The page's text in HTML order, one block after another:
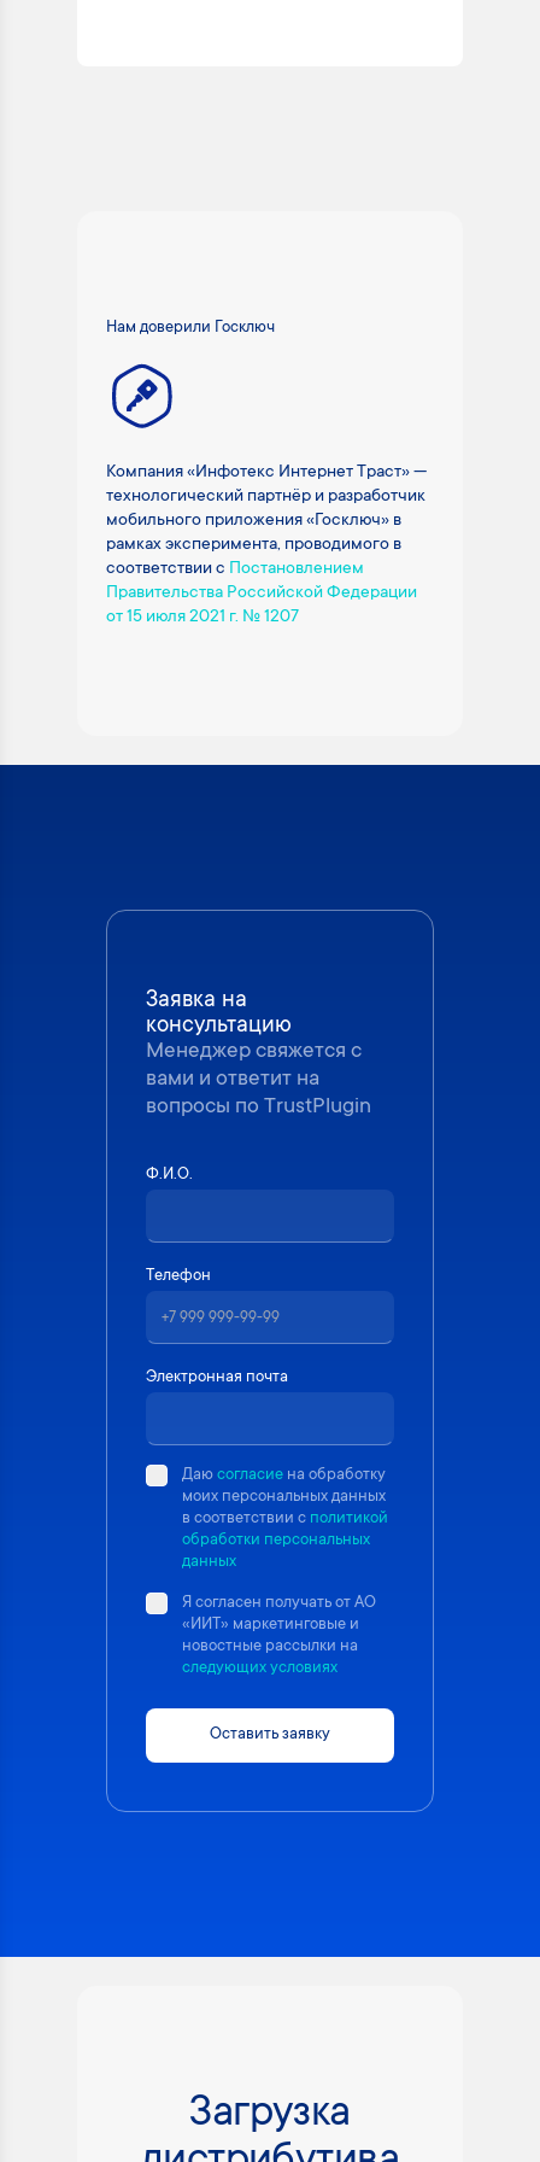
Нам доверили Госключ
Компания «Инфотекс Интернет Траст» —
технологический партнёр и разработчик
мобильного приложения «Госключ» в
рамках эксперимента, проводимого в
соответствии с Постановлением
Правительства Российской Федерации
от 15 июля 2021 г. № 1207
Заявка на
консультацию
Менеджер свяжется с
вами и ответит на
вопросы по TrustPlugin
Ф.И.О.
Телефон
Электронная почта
Даюсогласие на обработку
моих персональных данных
в соответствии с политикой
обработки персональных
данных
Я согласен получать от АО
«ИИТ» маркетинговые и
новостные рассылки на
следующих условиях
Оставить заявку
Загрузка